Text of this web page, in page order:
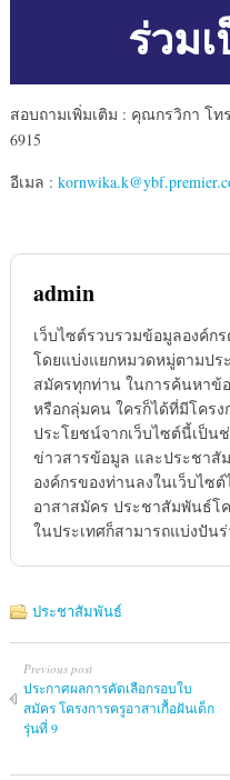
ร่วม
สอบถามเพิ่มเติม : คุณกรวิกา โท
6915
อีเมล :
admin
เว็บไซต์รวบรวมข้อมูลองค์ก
โดยแบ่งแยกหมวดหมู่ตามปร
สมัครทุกท่าน ในการค้นหาข้
หรือกลุ่มคน ใครก็ได้ที่มีโคร
ประโยชน์จากเว็บไซต์นี้เป็น
ข่าวสารข้อมูล และประชาสั
องค์กรของท่านลงในเว็บไซ
อาสาสมัคร ประชาสัมพันธ์โ
ในประเทศก็สามารถแบ่งปัน
ประชาสัมพันธ์
Previous post
ประกาศผลการคัดเลือกรอบใบ
สมัคร โครงการครูอาสาเกื้อฝันเด็ก
รุ่นที่ 9